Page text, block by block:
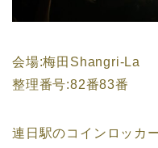
会場:梅田Shangri-La
整理番号:82番83番
連日駅のコインロッカ